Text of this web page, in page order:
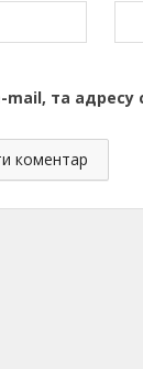
mail, та